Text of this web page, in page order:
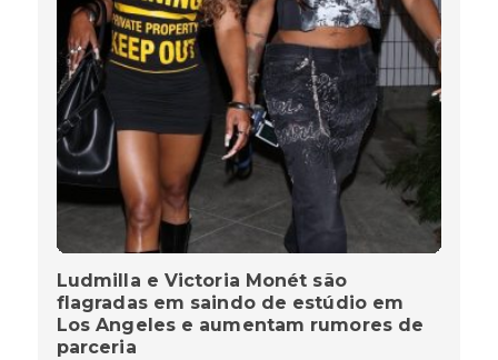
Ludmilla e Victoria Monét são
flagradas em saindo de estúdio em
Los Angeles e aumentam rumores de
parceria